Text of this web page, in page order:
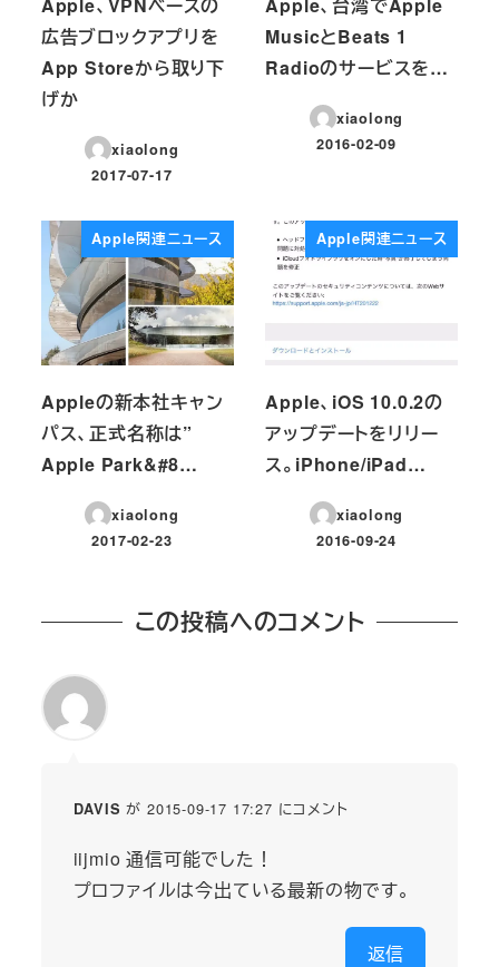
Apple、VPNベースの
広告ブロックアプリを
App Storeから取り下
げか
xiaolong
投稿日
2017-07-17
Apple、台湾でApple
MusicとBeats 1
Radioのサービスを…
xiaolong
投稿日
2016-02-09
Apple関連ニュース
Appleの新本社キャン
パス、正式名称は”
Apple Park&#8…
xiaolong
投稿日
2017-02-23
Apple関連ニュース
Apple、iOS 10.0.2の
アップデートをリリー
ス。iPhone/iPad…
xiaolong
投稿日
2016-09-24
この投稿へのコメント
DAVIS が 2015-09-17 17:27 にコメント
iijmio 通信可能でした！
プロファイルは今出ている最新の物です。
返信